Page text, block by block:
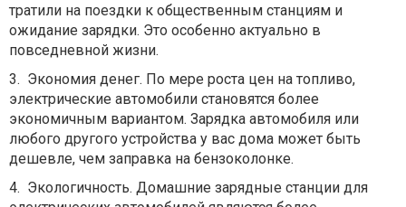
тратили на поездки к общественным станциям и
ожидание зарядки. Это особенно актуально в
повседневной жизни.
3. Экономия денег. По мере роста цен на топливо,
электрические автомобили становятся более
экономичным вариантом. Зарядка автомобиля или
любого другого устройства у вас дома может быть
дешевле, чем заправка на бензоколонке.
4. Экологичность. Домашние зарядные станции для